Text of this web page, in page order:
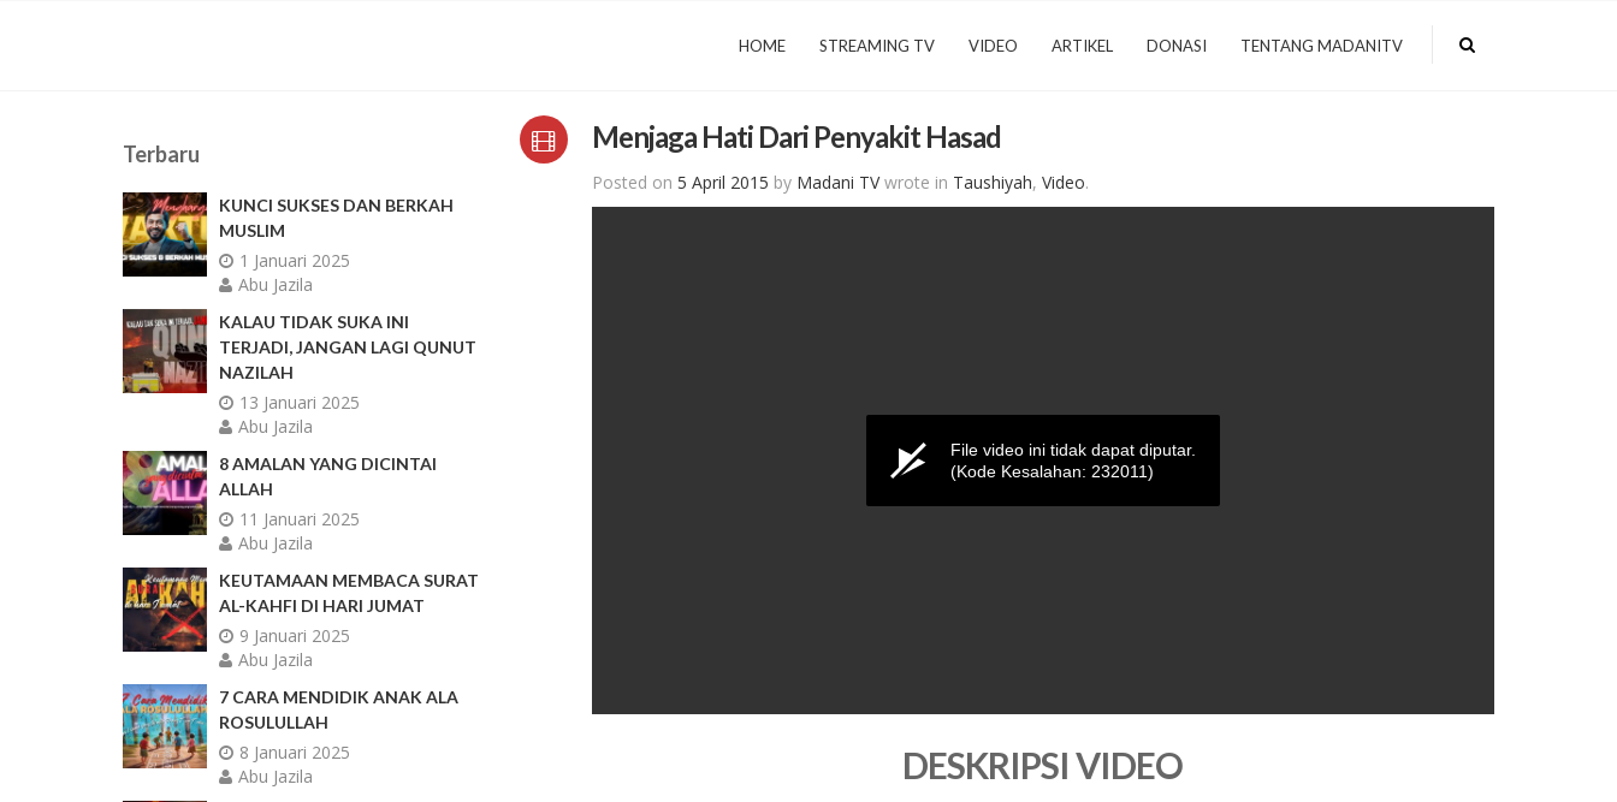
HOME STREAMING TV VIDEO ARTIKEL DONASI TENTANG MADANITV
Menjaga Hati Dari Penyakit Hasad
Posted on 5 April 2015 by Madani TVwrote in Taushiyah, Video.
File video ini tidak dapat diputar.
(Kode Kesalahan: 232011)
DESKRIPSI VIDEO
Terbaru
KUNCI SUKSES DAN BERKAH
MUSLIM
1 Januari 2025
Abu Jazila
KALAU TIDAK SUKA INI
TERJADI, JANGAN LAGI QUNUT
NAZILAH
13 Januari 2025
Abu Jazila
8 AMALAN YANG DICINTAI
ALLAH
11 Januari 2025
Abu Jazila
KEUTAMAAN MEMBACA SURAT
AL-KAHFI DI HARI JUMAT
9 Januari 2025
Abu Jazila
7 CARA MENDIDIK ANAK ALA
ROSULULLAH
8 Januari 2025
Abu Jazila